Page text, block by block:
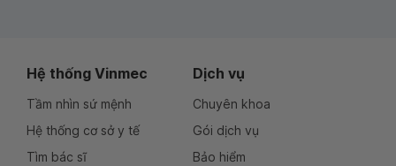
Hệ thống Vinmec
Tầm nhìn sứ mệnh
Hệ thống cơ sở y tế
Tìm bác sĩ
Dịch vụ
Chuyên khoa
Gói dịch vụ
Bảo hiểm